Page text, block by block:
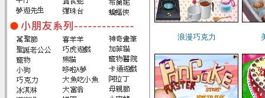
浪漫巧克力